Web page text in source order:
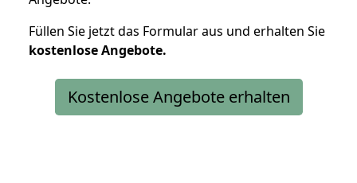
Füllen Sie jetzt das Formular aus und erhalten Sie
kostenloseAngebote.
Kostenlose Angebote erhalten